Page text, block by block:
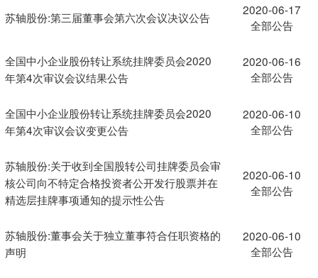
苏轴股份:第三届董事会第六次会议决议公告
2020-06-17
全部公告
全国中小企业股份转让系统挂牌委员会2020
年第4次审议会议结果公告
2020-06-16
全部公告
全国中小企业股份转让系统挂牌委员会2020
年第4次审议会议变更公告
2020-06-10
全部公告
苏轴股份:关于收到全国股转公司挂牌委员会审
核公司向不特定合格投资者公开发行股票并在
精选层挂牌事项通知的提示性公告
2020-06-10
全部公告
苏轴股份:董事会关于独立董事符合任职资格的
声明
2020-06-10
全部公告